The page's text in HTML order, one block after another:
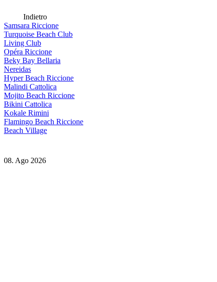
Indietro
Samsara Riccione
Turquoise Beach Club
Living Club
Opéra Riccione
Beky Bay Bellaria
Nereidas
Hyper Beach Riccione
Malindi Cattolica
Mojito Beach Riccione
Bikini Cattolica
Kokale Rimini
Flamingo Beach Riccione
Beach Village
08. Ago 2026